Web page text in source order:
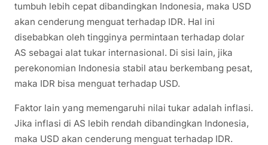
tumbuh lebih cepat dibandingkan Indonesia, maka USD
akan cenderung menguat terhadap IDR. Hal ini
disebabkan oleh tingginya permintaan terhadap dolar
AS sebagai alat tukar internasional. Di sisi lain, jika
perekonomian Indonesia stabil atau berkembang pesat,
maka IDR bisa menguat terhadap USD.
Faktor lain yang memengaruhi nilai tukar adalah inflasi.
Jika inflasi di AS lebih rendah dibandingkan Indonesia,
maka USD akan cenderung menguat terhadap IDR.